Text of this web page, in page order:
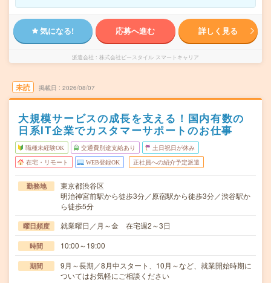
気になる! 応募へ進む 詳しく見る
派遣会社 株式会社ビースタイル スマートキャリア
未読 掲載日 2026/08/07
大規模サービスの成長を支える！国内有数の
日系IT企業でカスタマーサポートのお仕事
職種未経験OK 交通費別途支給あり 土日祝日が休み
在宅・リモート WEB登録OK 正社員への紹介予定派遣
勤務地
東京都渋谷区
明治神宮前駅から徒歩3分／原宿駅から徒歩3分／渋谷駅か
ら徒歩5分
曜日頻度 就業曜日／月～金 在宅週2～3日
時間 10:00～19:00
期間
9月～長期／8月中スタート、10月～など、就業開始時期に
ついてはお気軽にご相談ください